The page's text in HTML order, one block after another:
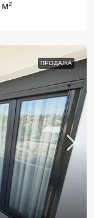
м²
ПРОДАЖА